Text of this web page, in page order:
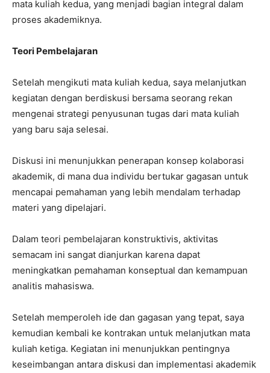
mata kuliah kedua, yang menjadi bagian integral dalam
proses akademiknya.
Teori Pembelajaran
Setelah mengikuti mata kuliah kedua, saya melanjutkan
kegiatan dengan berdiskusi bersama seorang rekan
mengenai strategi penyusunan tugas dari mata kuliah
yang baru saja selesai.
Diskusi ini menunjukkan penerapan konsep kolaborasi
akademik, di mana dua individu bertukar gagasan untuk
mencapai pemahaman yang lebih mendalam terhadap
materi yang dipelajari.
Dalam teori pembelajaran konstruktivis, aktivitas
semacam ini sangat dianjurkan karena dapat
meningkatkan pemahaman konseptual dan kemampuan
analitis mahasiswa.
Setelah memperoleh ide dan gagasan yang tepat, saya
kemudian kembali ke kontrakan untuk melanjutkan mata
kuliah ketiga. Kegiatan ini menunjukkan pentingnya
keseimbangan antara diskusi dan implementasi akademik